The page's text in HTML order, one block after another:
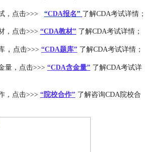
，点击>>> “CDA报名” 了解CDA考试详情；
，点击>>> “CDA教材” 了解CDA考试详情；
， 点击>>> “CDA题库” 了解CDA考试详情；
量 ，点击>>> “CDA含金量” 了解CDA考试详
，点击>>> “院校合作” 了解咨询CDA院校合